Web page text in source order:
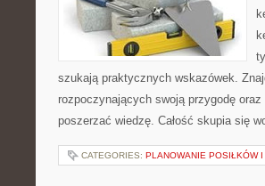
szukają praktycznych wskazówek.
rozpoczynających swoją przygodę
poszerzać wiedzę. Całość skupia się
CATEGORIES: PLANOWANIE POSIŁKÓW